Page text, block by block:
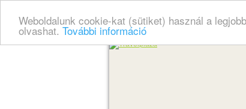
Weboldalunk cookie-kat (sütiket) használ a
olvashat. További információ